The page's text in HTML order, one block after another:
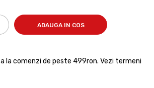
ADAUGA IN COS
la comenzi de peste 499ron. Vezi termeni